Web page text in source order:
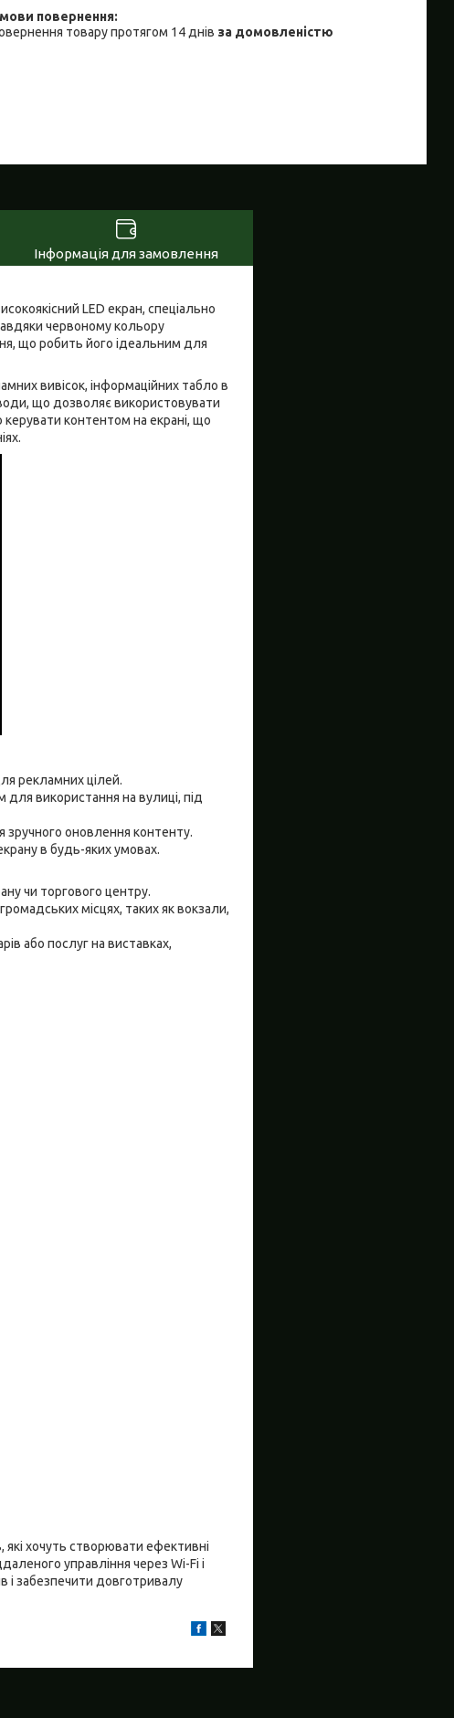
товару протягом 14 днів за домовленістю
Інформація для замовлення
LED екран, спеціально
червоному кольору
що робить його ідеальним для
вивісок, інформаційних табло в
води, що дозволяє використовувати
контентом на екрані, що
рекламних цілей.
для використання на вулиці, під
зручного оновлення контенту.
в будь-яких умовах.
чи торгового центру.
місцях, таких як вокзали,
або послуг на виставках,
хочуть створювати ефективні
управління через Wi-Fi і
і забезпечити довготривалу